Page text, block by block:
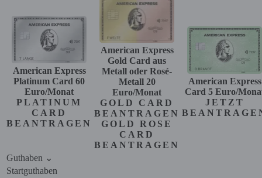
American Express
Platinum Card 60
Euro/Monat
PLATINUM
CARD
BEANTRAGEN
American Express
Gold Card aus
Metall oder Rosé-
Metall 20
Euro/Monat
GOLD CARD
BEANTRAGEN
GOLD ROSE
CARD
BEANTRAGEN
American Express
Card 5 Euro/
JETZT
Guthaben ⌄
Startguthaben